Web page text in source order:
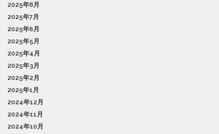
2025年8月
2025年7月
2025年6月
2025年5月
2025年4月
2025年3月
2025年2月
2025年1月
2024年12月
2024年11月
2024年10月